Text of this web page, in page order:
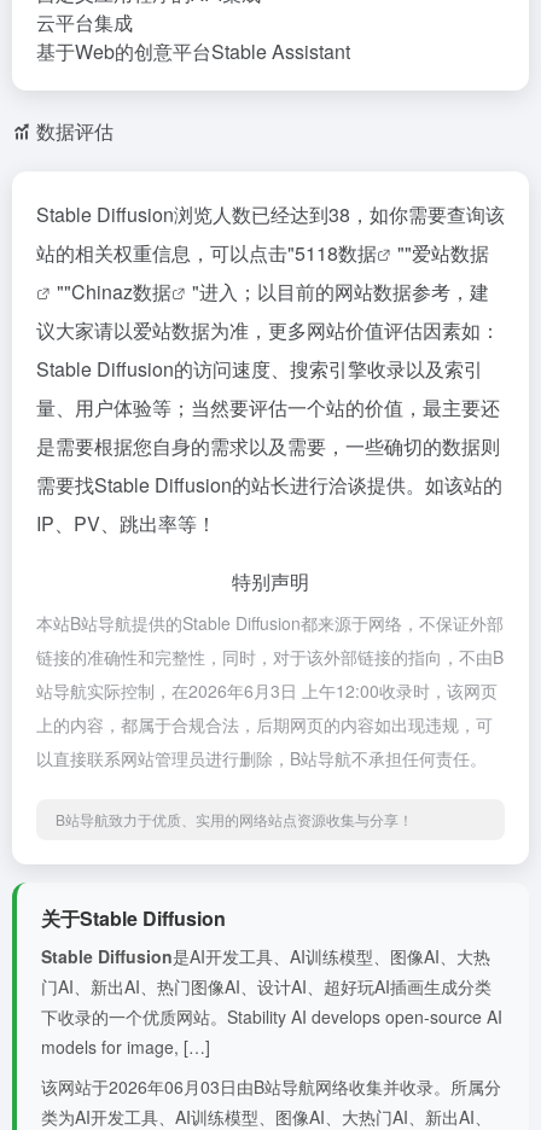
云平台集成
基于Web的创意平台Stable Assistant
数据评估
Stable Diffusion浏览人数已经达到38，如你需要查询该
站的相关权重信息，可以点击"5118数据 ""爱站数据
""Chinaz数据
"进入；以目前的网站数据参考，建
议大家请以爱站数据为准，更多网站价值评估因素如：
Stable Diffusion的访问速度、搜索引擎收录以及索引
量、用户体验等；当然要评估一个站的价值，最主要还
是需要根据您自身的需求以及需要，一些确切的数据则
需要找Stable Diffusion的站长进行洽谈提供。如该站的
IP、PV、跳出率等！
特别声明
本站B站导航提供的Stable Diffusion都来源于网络，不保证外部
链接的准确性和完整性，同时，对于该外部链接的指向，不由B
站导航实际控制，在2026年6月3日 上午12:00收录时，该网页
上的内容，都属于合规合法，后期网页的内容如出现违规，可
以直接联系网站管理员进行删除，B站导航不承担任何责任。
B站导航致力于优质、实用的网络站点资源收集与分享！
关于Stable Diffusion
Stable Diffusion是AI开发工具、AI训练模型、图像AI、大热
门AI、新出AI、热门图像AI、设计AI、超好玩AI插画生成分类
下收录的一个优质网站。Stability AI develops open-source AI
models for image, […]
该网站于2026年06月03日由B站导航网络收集并收录。所属分
类为AI开发工具、AI训练模型、图像AI、大热门AI、新出AI、